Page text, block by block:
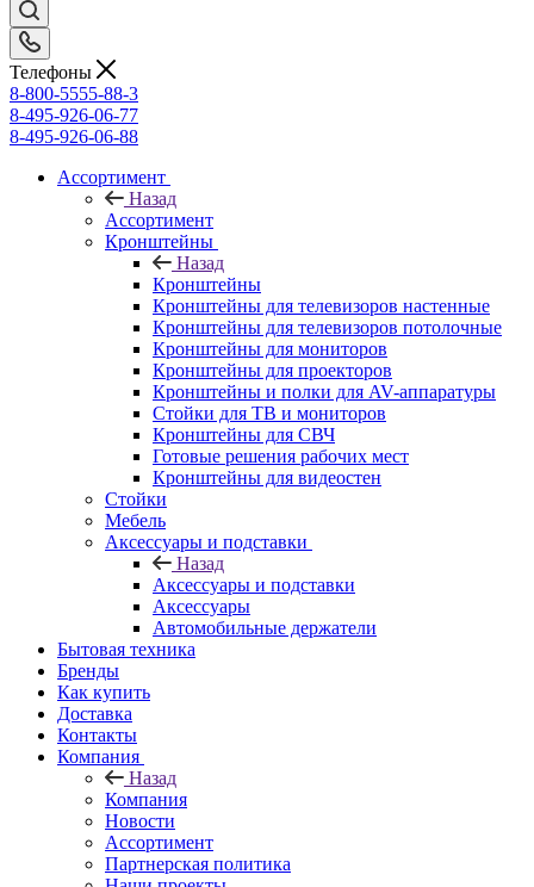
Телефоны
8-800-5555-88-3
8-495-926-06-77
8-495-926-06-88
Ассортимент
Назад
Ассортимент
Кронштейны
Назад
Кронштейны
Кронштейны для телевизоров настенные
Кронштейны для телевизоров потолочные
Кронштейны для мониторов
Кронштейны для проекторов
Кронштейны и полки для AV-аппаратуры
Стойки для ТВ и мониторов
Кронштейны для СВЧ
Готовые решения рабочих мест
Кронштейны для видеостен
Стойки
Мебель
Аксессуары и подставки
Назад
Аксессуары и подставки
Аксессуары
Автомобильные держатели
Бытовая техника
Бренды
Как купить
Доставка
Контакты
Компания
Назад
Компания
Новости
Ассортимент
Партнерская политика